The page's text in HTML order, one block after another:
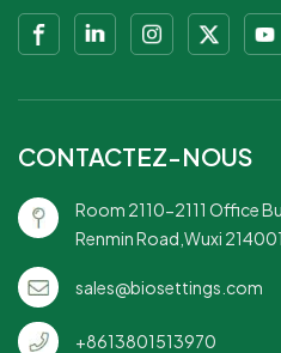
CONTACTEZ-NOUS
Room 2110-2111 Office
Renmin Road,Wuxi
sales@biosettings.com
+8613801513970